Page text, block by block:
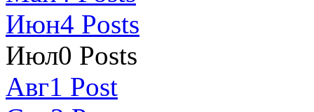
Июн4 Posts
Июл0 Posts
Авг1 Post